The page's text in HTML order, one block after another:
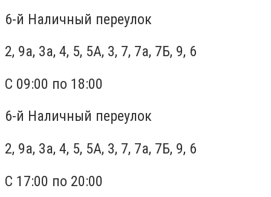
6-й Наличный переулок
2, 9а, 3а, 4, 5, 5А, 3, 7, 7а, 7Б, 9, 6
С 09:00 по 18:00
6-й Наличный переулок
2, 9а, 3а, 4, 5, 5А, 3, 7, 7а, 7Б, 9, 6
С 17:00 по 20:00